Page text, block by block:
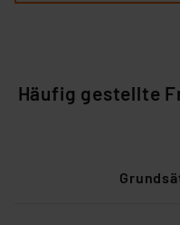
Häufig gestellte